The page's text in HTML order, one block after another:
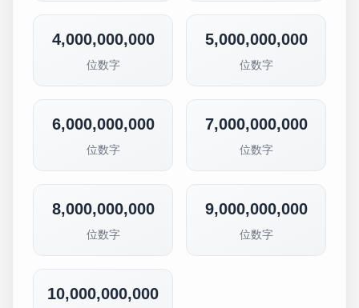
4,000,000,000
位数字
5,000,000,000
位数字
6,000,000,000
位数字
7,000,000,000
位数字
8,000,000,000
位数字
9,000,000,000
位数字
10,000,000,000